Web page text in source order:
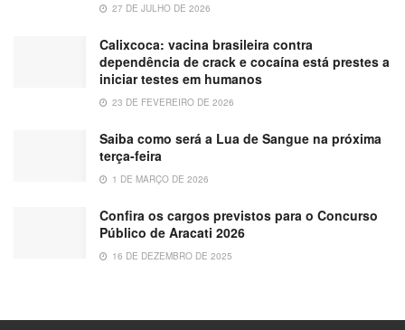
27 DE JULHO DE 2026
Calixcoca: vacina brasileira contra
dependência de crack e cocaína está prestes a
iniciar testes em humanos
23 DE FEVEREIRO DE 2026
Saiba como será a Lua de Sangue na próxima
terça-feira
1 DE MARÇO DE 2026
Confira os cargos previstos para o Concurso
Público de Aracati 2026
16 DE DEZEMBRO DE 2025